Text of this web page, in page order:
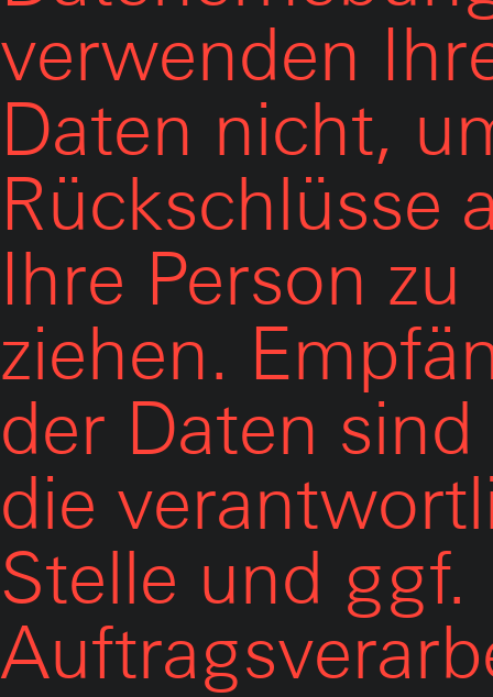
verwenden
Daten nicht,
Rückschlüsse
Ihre Person zu
ziehen.
der Daten
die
Stelle und ggf.